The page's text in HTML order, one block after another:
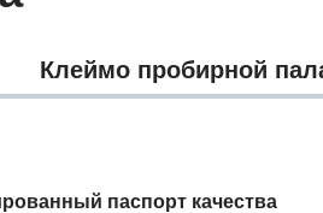
Клеймо пробирной
паспорт качества